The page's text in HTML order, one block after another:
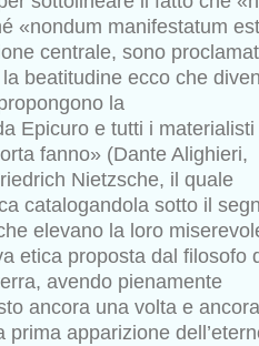
«nondum manifestatum est
centrale, sono
beatitudine ecco che
la
Epicuro e tutti i materialisti
fanno» (Dante Alighieri,
Nietzsche, il quale
catalogandola sotto il
elevano la loro
etica proposta dal filosofo
avendo pienamente
ancora una volta e ancora
prima apparizione